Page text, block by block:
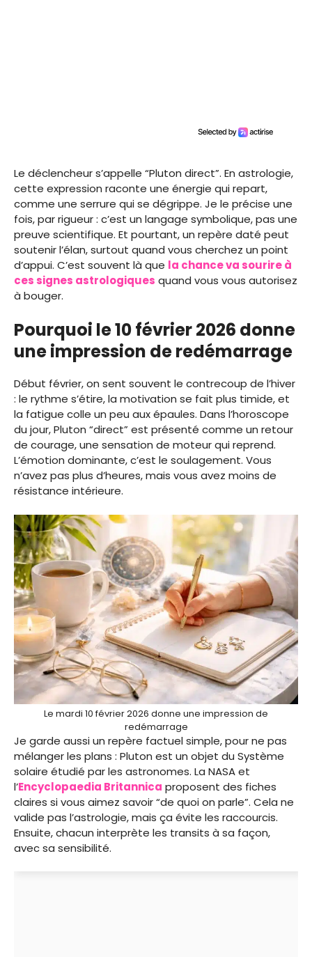
Le déclencheur s’appelle “Pluton direct”. En astrologie,
cette expression raconte une énergie qui repart,
comme une serrure qui se dégrippe. Je le précise une
fois, par rigueur : c’est un langage symbolique, pas une
preuve scientifique. Et pourtant, un repère daté peut
soutenir l’élan, surtout quand vous cherchez un point
d’appui. C’est souvent là que la chance va sourire à
ces signes astrologiques quand vous vous autorisez
à bouger.
Pourquoi le 10 février 2026 donne
une impression de redémarrage
Début février, on sent souvent le contrecoup de l’hiver
: le rythme s’étire, la motivation se fait plus timide, et
la fatigue colle un peu aux épaules. Dans l’horoscope
du jour, Pluton “direct” est présenté comme un retour
de courage, une sensation de moteur qui reprend.
L’émotion dominante, c’est le soulagement. Vous
n’avez pas plus d’heures, mais vous avez moins de
résistance intérieure.
Le mardi 10 février 2026 donne une impression de
redémarrage
Je garde aussi un repère factuel simple, pour ne pas
mélanger les plans : Pluton est un objet du Système
solaire étudié par les astronomes. La NASA et
l’Encyclopaedia Britannica proposent des fiches
claires si vous aimez savoir “de quoi on parle”. Cela ne
valide pas l’astrologie, mais ça évite les raccourcis.
Ensuite, chacun interprète les transits à sa façon,
avec sa sensibilité.